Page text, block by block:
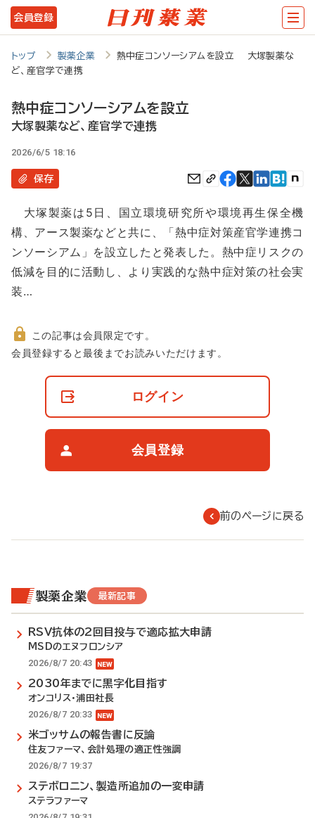
メ
イ
ン
テ
ツ
に
動
会員登録
トップ 製薬企業
熱中症コンソーシアムを設立 大塚製薬な
ど、産官学で連携
熱中症コンソーシアムを設立
大塚製薬など、産官学で連携
2026/6/5 18:16
保存
大塚製薬は5日、国立環境研究所や環境再生保全機
構、アース製薬などと共に、「熱中症対策産官学連携コ
ンソーシアム」を設立したと発表した。熱中症リスクの
低減を目的に活動し、より実践的な熱中症対策の社会実
装…
非
この記事は会員限定です。
会員登録すると最後までお読みいただけます。
ログイン
会員登録
前のページに戻る
製薬企業 最新記事
RSV抗体の2回目投与で適応拡大申請
MSDのエヌフロンシア
2026/8/7 20:43
2030年までに黒字化目指す
オンコリス・浦田社長
2026/8/7 20:33
米ゴッサムの報告書に反論
住友ファーマ、会計処理の適正性強調
2026/8/7 19:37
ステボロニン、製造所追加の一変申請
ステラファーマ